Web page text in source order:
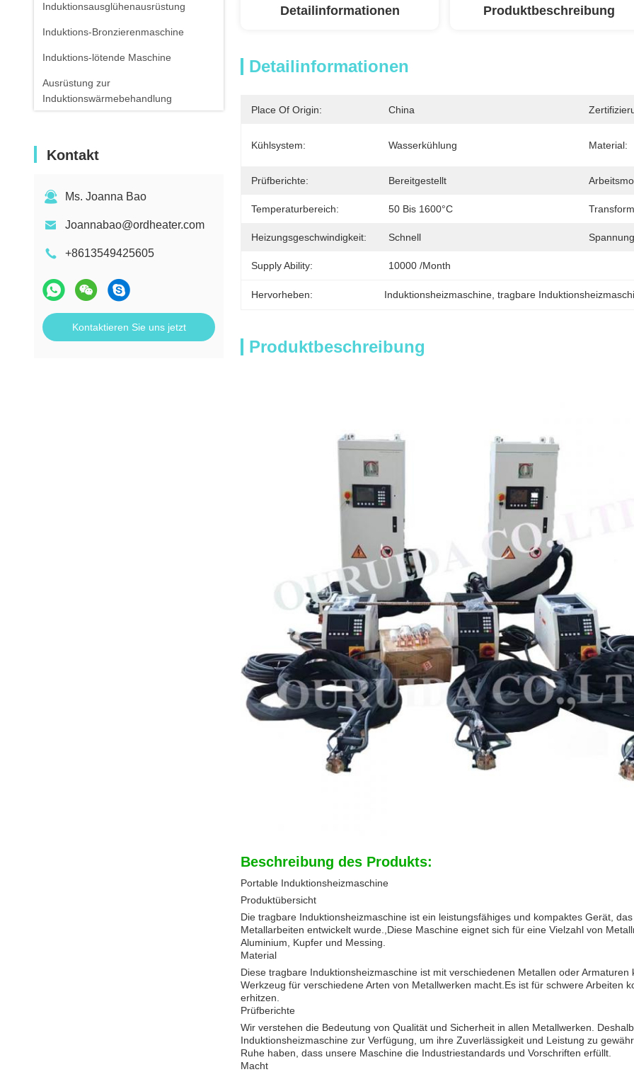
Induktionsausglühenausrüstung
Induktions-Bronzierenmaschine
Induktions-lötende Maschine
Ausrüstung zur
Induktionswärmebehandlung
Infrarotthermometer
Kontakt
Ms. Joanna Bao
Joannabao@ordheater.com
+8613549425605
Kontaktieren Sie uns jetzt
Detailinformationen Produktbeschreibung
Detailinformationen
Place Of Origin: China
Kühlsystem: Wasserkühlung Material:
Prüfberichte: Bereitgestellt
Temperaturbereich: 50 Bis 1600°C
Heizungsgeschwindigkeit: Schnell
Supply Ability: 10000 /month
Hervorheben: Induktionsheizmaschine , tragbare
Produktbeschreibung
Beschreibung des Produkts:
Portable Induktionsheizmaschine
Produktübersicht
Die tragbare Induktionsheizmaschine ist ein leistungsfähiges und kompaktes Gerät,
Metallarbeiten entwickelt wurde.,Diese Maschine eignet sich für eine Vielzahl von
Aluminium, Kupfer und Messing.
Material
Diese tragbare Induktionsheizmaschine ist mit verschiedenen Metallen oder
Werkzeug für verschiedene Arten von Metallwerken macht.Es ist für schwere Arbeiten
erhitzen.
Prüfberichte
Wir verstehen die Bedeutung von Qualität und Sicherheit in allen Metallwerken.
Induktionsheizmaschine zur Verfügung, um ihre Zuverlässigkeit und Leistung zu
Ruhe haben, dass unsere Maschine die Industriestandards und Vorschriften erfüllt.
Macht